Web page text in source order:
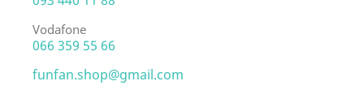
Vodafone
066 359 55 66
funfan.shop@gmail.com